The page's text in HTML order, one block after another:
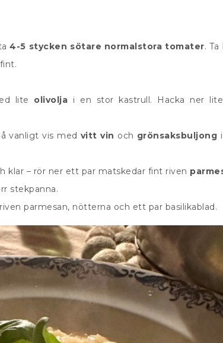
4-5 stycken sötare normalstora tomater.
lite olivolja i en stor kastrull. Hacka ner
vanligt vis med vitt vin och grönsaksbuljong
klar – rör ner ett par matskedar fint riven
stekpanna.
parmesan, nötterna och ett par basilikablad.